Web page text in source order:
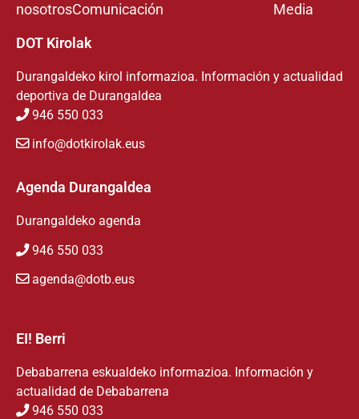
nosotrosComunicación
Media
DOT Kirolak
Durangaldeko kirol informazioa. Información y actualidad
deportiva de Durangaldea
946 550 033
info@dotkirolak.eus
Agenda Durangaldea
Durangaldeko agenda
946 550 033
agenda@dotb.eus
EI! Berri
Debabarrena eskualdeko informazioa. Información y
actualidad de Debabarrena
946 550 033